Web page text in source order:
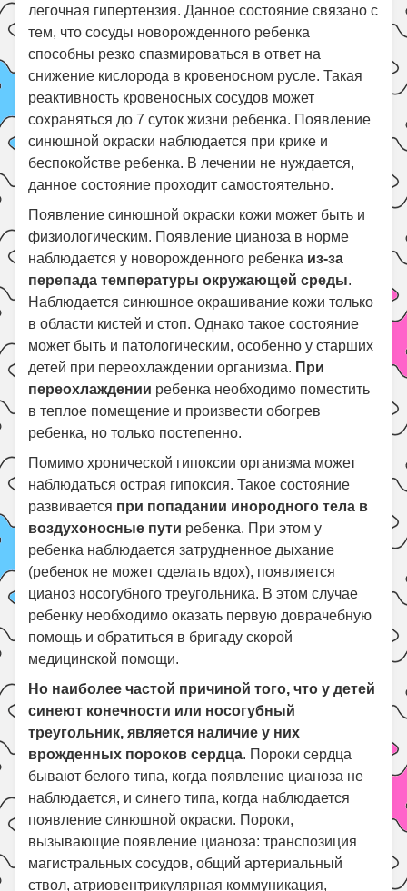
легочная гипертензия. Данное состояние связано с
тем, что сосуды новорожденного ребенка
способны резко спазмироваться в ответ на
снижение кислорода в кровеносном русле. Такая
реактивность кровеносных сосудов может
сохраняться до 7 суток жизни ребенка. Появление
синюшной окраски наблюдается при крике и
беспокойстве ребенка. В лечении не нуждается,
данное состояние проходит самостоятельно.
Появление синюшной окраски кожи может быть и
физиологическим. Появление цианоза в норме
наблюдается у новорожденного ребенка из-за
перепада температуры окружающей среды.
Наблюдается синюшное окрашивание кожи только
в области кистей и стоп. Однако такое состояние
может быть и патологическим, особенно у старших
детей при переохлаждении организма. При
переохлаждении ребенка необходимо поместить
в теплое помещение и произвести обогрев
ребенка, но только постепенно.
Помимо хронической гипоксии организма может
наблюдаться острая гипоксия. Такое состояние
развивается при попадании инородного тела в
воздухоносные пути ребенка. При этом у
ребенка наблюдается затрудненное дыхание
(ребенок не может сделать вдох), появляется
цианоз носогубного треугольника. В этом случае
ребенку необходимо оказать первую доврачебную
помощь и обратиться в бригаду скорой
медицинской помощи.
Но наиболее частой причиной того, что у детей
синеют конечности или носогубный
треугольник, является наличие у них
врожденных пороков сердца. Пороки сердца
бывают белого типа, когда появление цианоза не
наблюдается, и синего типа, когда наблюдается
появление синюшной окраски. Пороки,
вызывающие появление цианоза: транспозиция
магистральных сосудов, общий артериальный
ствол, атриовентрикулярная коммуникация,